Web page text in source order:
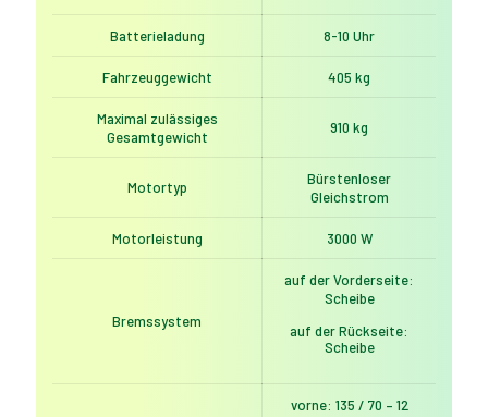
Batterieladung 8-10 Uhr
Fahrzeuggewicht 405 kg
Maximal zulässiges
Gesamtgewicht
910 kg
Motortyp
Bürstenloser
Gleichstrom
Motorleistung 3000 W
Bremssystem
auf der Vorderseite:
Scheibe
auf der Rückseite:
Scheibe
vorne: 135 / 70 – 12